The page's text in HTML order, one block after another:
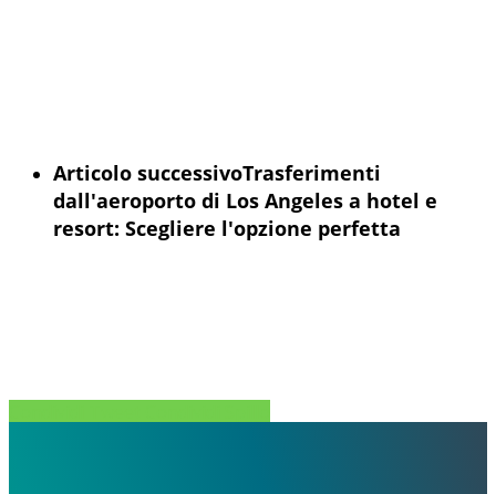
Articolo successivoTrasferimenti
dall'aeroporto di Los Angeles a hotel e
resort: Scegliere l'opzione perfetta